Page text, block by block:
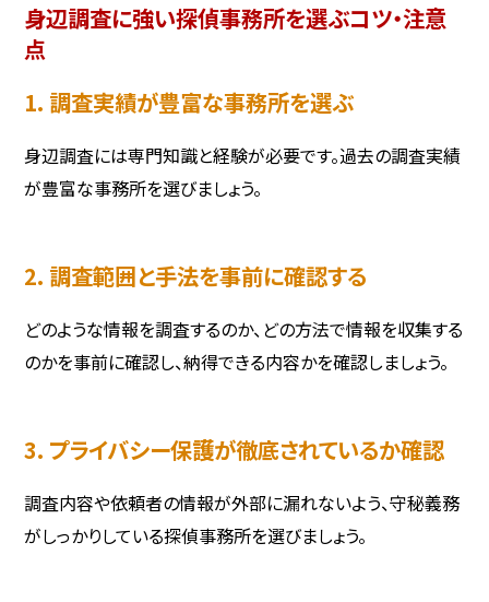
身辺調査に強い探偵事務所を選ぶコツ・注意
点
1. 調査実績が豊富な事務所を選ぶ
身辺調査には専門知識と経験が必要です。過去の調査実績
が豊富な事務所を選びましょう。
2. 調査範囲と手法を事前に確認する
どのような情報を調査するのか、どの方法で情報を収集する
のかを事前に確認し、納得できる内容かを確認しましょう。
3. プライバシー保護が徹底されているか確認
調査内容や依頼者の情報が外部に漏れないよう、守秘義務
がしっかりしている探偵事務所を選びましょう。